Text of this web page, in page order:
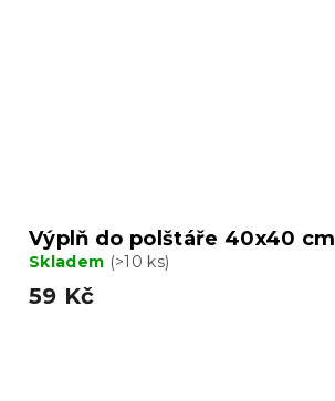
Výplň do polštáře 40x40 cm
Skladem (>10 ks)
59 Kč